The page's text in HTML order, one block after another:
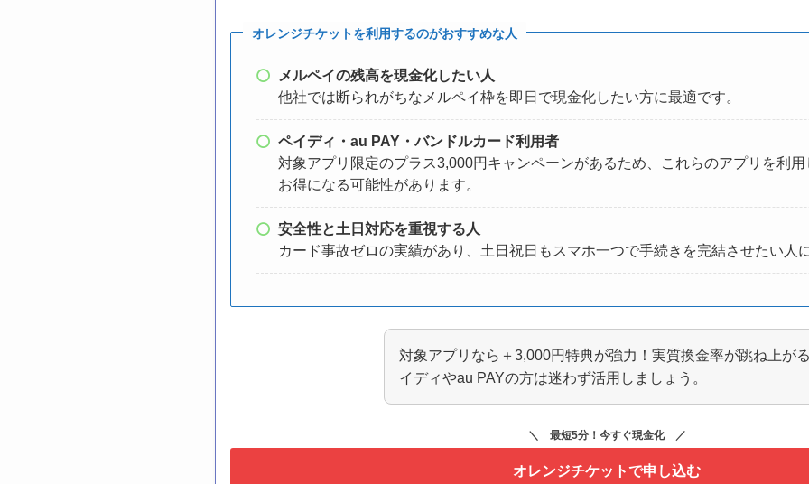
オレンジチケット を利用するのがおすすめな人
メルペイの残高を現金化したい人
他社では断られがちなメルペイ枠を即日で現金化したい方に最適です。
ペイディ・au PAY・バンドルカード利用者
対象アプリ限定のプラス3,000円キャンペーンがあるため、これらのアプリを利
お得になる可能性があります。
安全性と土日対応を重視する人
カード事故ゼロの実績があり、土日祝日もスマホ一つで手続きを完結させたい人
対象アプリなら＋3,000円特典が強力！実質換金率が跳ね上が
イディやau PAYの方は迷わず活用しましょう。
最短5分！今すぐ現金化
オレンジチケットで申し込む